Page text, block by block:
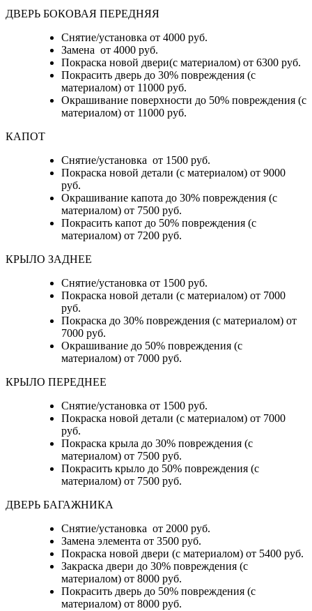
ДВЕРЬ БОКОВАЯ ПЕРЕДНЯЯ
Снятие/установка от 4000 руб.
Замена от 4000 руб.
Покраска новой двери(с материалом) от 6300 руб.
Покрасить дверь до 30% повреждения (с
материалом) от 11000 руб.
Окрашивание поверхности до 50% повреждения (с
материалом) от 11000 руб.
КАПОТ
Снятие/установка от 1500 руб.
Покраска новой детали (с материалом) от 9000
руб.
Окрашивание капота до 30% повреждения (с
материалом) от 7500 руб.
Покрасить капот до 50% повреждения (с
материалом) от 7200 руб.
КРЫЛО ЗАДНЕЕ
Снятие/установка от 1500 руб.
Покраска новой детали (с материалом) от 7000
руб.
Покраска до 30% повреждения (с материалом) от
7000 руб.
Окрашивание до 50% повреждения (с
материалом) от 7000 руб.
КРЫЛО ПЕРЕДНЕЕ
Снятие/установка от 1500 руб.
Покраска новой детали (с материалом) от 7000
руб.
Покраска крыла до 30% повреждения (с
материалом) от 7500 руб.
Покрасить крыло до 50% повреждения (с
материалом) от 7500 руб.
ДВЕРЬ БАГАЖНИКА
Снятие/установка от 2000 руб.
Замена элемента от 3500 руб.
Покраска новой двери (с материалом) от 5400 руб.
Закраска двери до 30% повреждения (с
материалом) от 8000 руб.
Покрасить дверь до 50% повреждения (с
материалом) от 8000 руб.